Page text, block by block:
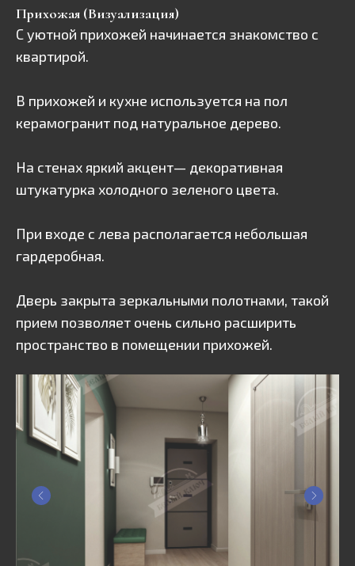
Прихожая (Визуализация)
С уютной прихожей начинается знакомство с
квартирой.
В прихожей и кухне используется на пол
керамогранит под натуральное дерево.
На стенах яркий акцент— декоративная
штукатурка холодного зеленого цвета.
При входе с лева располагается небольшая
гардеробная.
Дверь закрыта зеркальными полотнами, такой
прием позволяет очень сильно расширить
пространство в помещении прихожей.